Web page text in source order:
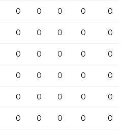
0 0 0 0 0
0 0 0 0 0
0 0 0 0 0
0 0 0 0 0
0 0 0 0 0
0 0 0 0 0